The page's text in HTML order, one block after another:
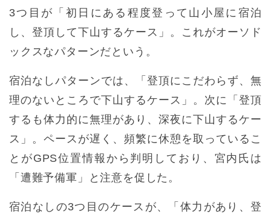
3つ目が「初日にある程度登って山小屋に宿泊
し、登頂して下山するケース」。これがオーソド
ックスなパターンだという。
宿泊なしパターンでは、「登頂にこだわらず、無
理のないところで下山するケース」。次に「登頂
するも体力的に無理があり、深夜に下山するケー
ス」。ペースが遅く、頻繁に休憩を取っているこ
とがGPS位置情報から判明しており、宮内氏は
「遭難予備軍」と注意を促した。
宿泊なしの3つ目のケースが、「体力があり、登